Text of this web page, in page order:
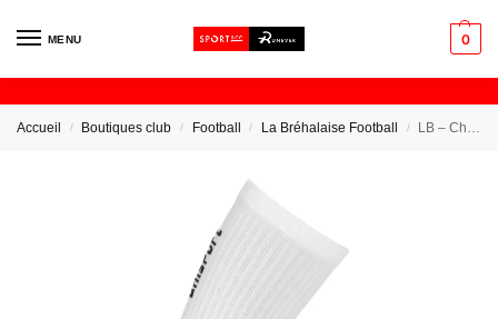
MENU 0
Accueil / Boutiques club / Football / La Bréhalaise Football / LB – Chaussettes Basses